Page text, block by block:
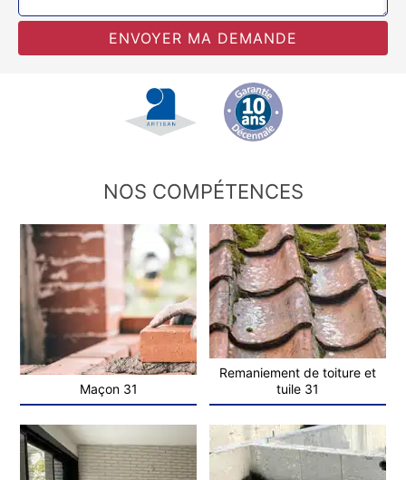
NOS COMPÉTENCES
Maçon 31
Remaniement de toiture et
tuile 31